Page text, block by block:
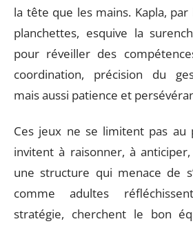
la tête que les mains. Kapla,
planchettes, esquive la
pour réveiller des
coordination, précision du
mais aussi patience et
Ces jeux ne se limitent pas au
invitent à raisonner, à
une structure qui menace de
comme adultes
stratégie, cherchent le bon